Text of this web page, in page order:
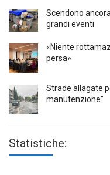
Scendono
grandi eventi
«Niente
persa»
Strade allagate
manutenzione”
Statistiche: